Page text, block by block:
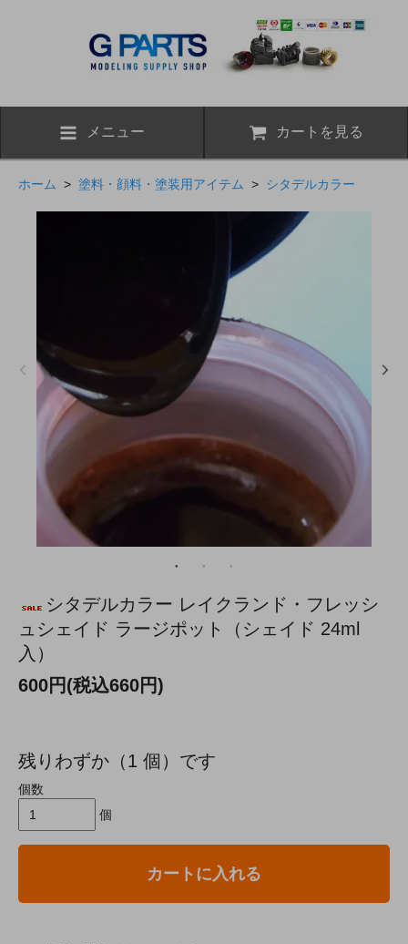
メニュー カートを見る
ホーム > 塗料・顔料・塗装用アイテム > シタデルカラー
シタデルカラー レイクランド・フレッシ
ュシェイド ラージポット（シェイド 24ml
入）
600円(税込660円)
残りわずか（1 個）です
個数
個
カートに入れる